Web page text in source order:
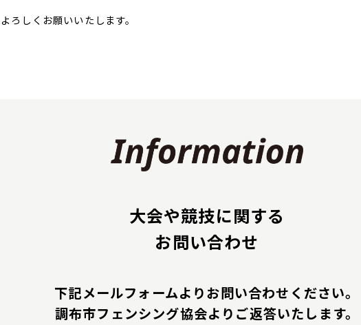
よろしくお願いいたします。
大会や競技に関する
お問い合わせ
下記メールフォームよりお問い合わせください。
調布市フェンシング協会よりご返答いたします。